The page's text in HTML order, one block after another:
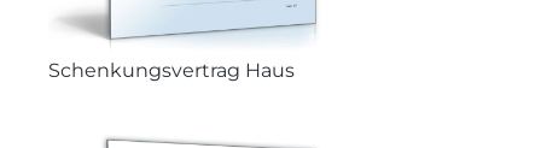
Schenkungsvertrag Haus